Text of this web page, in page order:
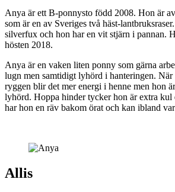
Anya är ett B-ponnysto född 2008. Hon är
som är en av Sveriges två häst-
silverfux och hon har en vit stjärn i pannan.
hösten 2018.
Anya är en vaken liten ponny som gärna
lugn men samtidigt lyhörd i hanteringen. När
ryggen blir det mer energi i henne men hon
lyhörd. Hoppa hinder tycker hon är extra kul
har hon en räv bakom örat och kan ibland
Allis